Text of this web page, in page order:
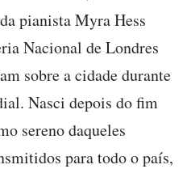
pianista Myra Hess
Nacional de Londres
sobre a cidade durante
Nasci depois do fim
sereno daqueles
para todo o país,